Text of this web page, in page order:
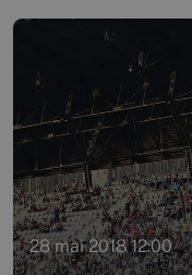
28 mai 2018 12:00